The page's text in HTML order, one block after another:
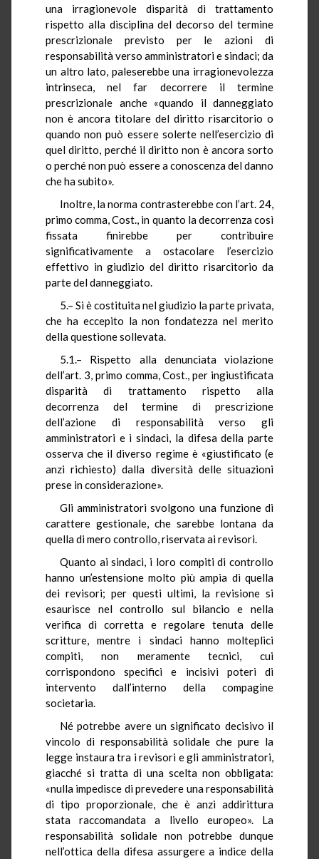
una irragionevole disparità di trattamento
rispetto alla disciplina del decorso del termine
prescrizionale previsto per le azioni di
responsabilità verso amministratori e sindaci; da
un altro lato, paleserebbe una irragionevolezza
intrinseca, nel far decorrere il termine
prescrizionale anche «quando il danneggiato
non è ancora titolare del diritto risarcitorio o
quando non può essere solerte nell’esercizio di
quel diritto, perché il diritto non è ancora sorto
o perché non può essere a conoscenza del danno
che ha subito».
Inoltre, la norma contrasterebbe con l’art. 24,
primo comma, Cost., in quanto la decorrenza così
fissata finirebbe per contribuire
significativamente a ostacolare l’esercizio
effettivo in giudizio del diritto risarcitorio da
parte del danneggiato.
5.– Si è costituita nel giudizio la parte privata,
che ha eccepito la non fondatezza nel merito
della questione sollevata.
5.1.– Rispetto alla denunciata violazione
dell’art. 3, primo comma, Cost., per ingiustificata
disparità di trattamento rispetto alla
decorrenza del termine di prescrizione
dell’azione di responsabilità verso gli
amministratori e i sindaci, la difesa della parte
osserva che il diverso regime è «giustificato (e
anzi richiesto) dalla diversità delle situazioni
prese in considerazione».
Gli amministratori svolgono una funzione di
carattere gestionale, che sarebbe lontana da
quella di mero controllo, riservata ai revisori.
Quanto ai sindaci, i loro compiti di controllo
hanno un’estensione molto più ampia di quella
dei revisori; per questi ultimi, la revisione si
esaurisce nel controllo sul bilancio e nella
verifica di corretta e regolare tenuta delle
scritture, mentre i sindaci hanno molteplici
compiti, non meramente tecnici, cui
corrispondono specifici e incisivi poteri di
intervento dall’interno della compagine
societaria.
Né potrebbe avere un significato decisivo il
vincolo di responsabilità solidale che pure la
legge instaura tra i revisori e gli amministratori,
giacché si tratta di una scelta non obbligata:
«nulla impedisce di prevedere una responsabilità
di tipo proporzionale, che è anzi addirittura
stata raccomandata a livello europeo». La
responsabilità solidale non potrebbe dunque
nell’ottica della difesa assurgere a indice della